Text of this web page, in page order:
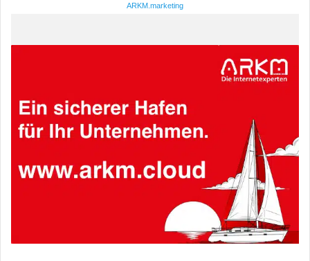
ARKM.marketing